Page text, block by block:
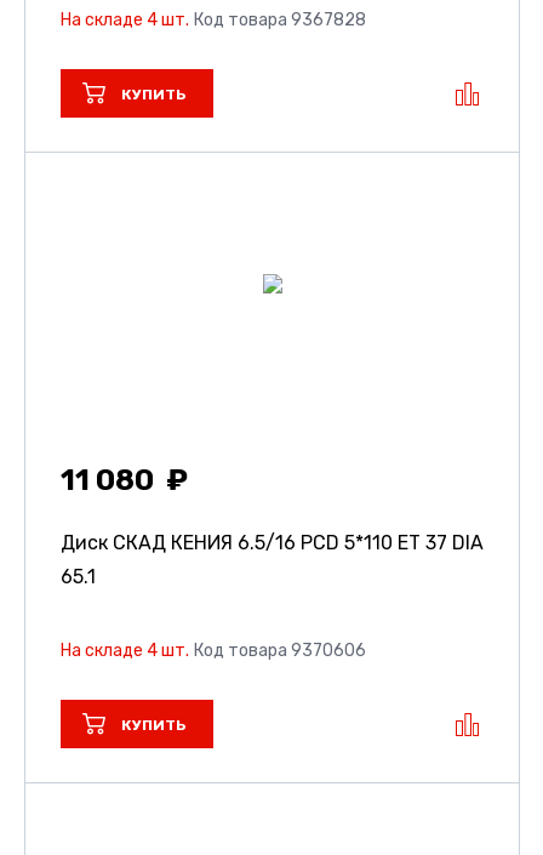
На складе 4 шт. Код товара 9367828
КУПИТЬ
11 080
Диск СКАД КЕНИЯ 6.5/16 PCD 5*110 ET 37 DIA
65.1
На складе 4 шт. Код товара 9370606
КУПИТЬ